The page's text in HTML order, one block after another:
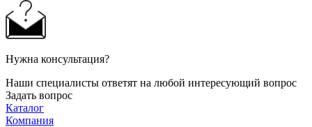
Нужна консультация?
Наши специалисты ответят на любой интересующий вопрос
Задать вопрос
Каталог
Компания